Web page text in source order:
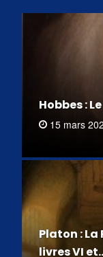
Hobbes :
15 mars
Platon :
livres VI